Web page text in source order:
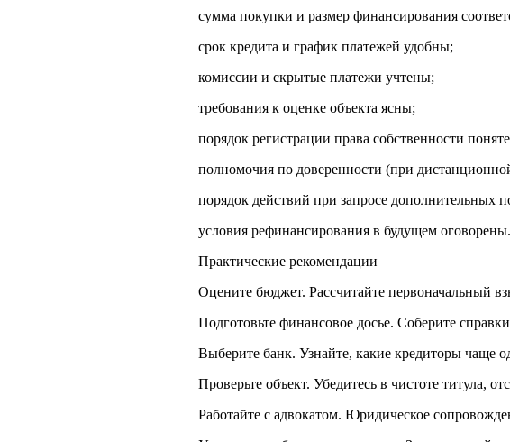
сумма покупки и размер финансирования
срок кредита и график платежей удобны;
комиссии и скрытые платежи учтены;
требования к оценке объекта ясны;
порядок регистрации права собственности
полномочия по доверенности (при
порядок действий при запросе дополнительных
условия рефинансирования в будущем оговорены.
Практические рекомендации
Оцените бюджет. Рассчитайте первоначальный
Подготовьте финансовое досье. Соберите
Выберите банк. Узнайте, какие кредиторы чаще
Проверьте объект. Убедитесь в чистоте титула,
Работайте с адвокатом. Юридическое